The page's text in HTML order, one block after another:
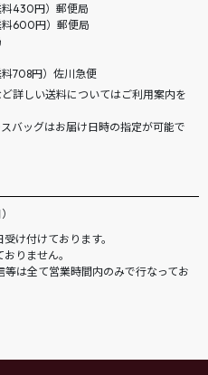
料430円）郵便局
料600円）郵便局
708円）佐川急便
詳しい送料についてはご利用案内を
バッグはお届け日時の指定が可能で
け付けております。
りません。
等は全て営業時間内のみで行なってお